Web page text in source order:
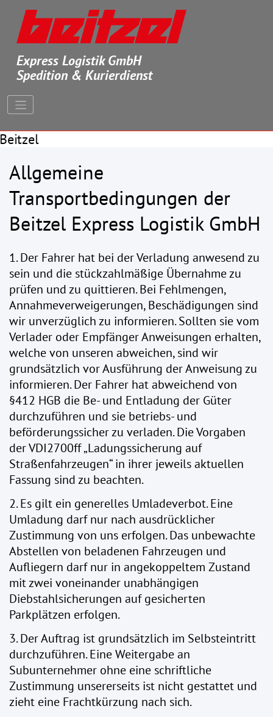
Springe
zum
Inhalt
Express Logistik GmbH
Spedition & Kurierdienst
Allgemeine
Transportbedingungen der
Beitzel Express Logistik GmbH
1. Der Fahrer hat bei der Verladung anwesend zu
sein und die stückzahlmäßige Übernahme zu
prüfen und zu quittieren. Bei Fehlmengen,
Annahmeverweigerungen, Beschädigungen sind
wir unverzüglich zu informieren. Sollten sie vom
Verlader oder Empfänger Anweisungen erhalten,
welche von unseren abweichen, sind wir
grundsätzlich vor Ausführung der Anweisung zu
informieren. Der Fahrer hat abweichend von
§412 HGB die Be- und Entladung der Güter
durchzuführen und sie betriebs- und
beförderungssicher zu verladen. Die Vorgaben
der VDI2700ff „Ladungssicherung auf
Straßenfahrzeugen“ in ihrer jeweils aktuellen
Fassung sind zu beachten.
2. Es gilt ein generelles Umladeverbot. Eine
Umladung darf nur nach ausdrücklicher
Zustimmung von uns erfolgen. Das unbewachte
Abstellen von beladenen Fahrzeugen und
Aufliegern darf nur in angekoppeltem Zustand
mit zwei voneinander unabhängigen
Diebstahlsicherungen auf gesicherten
Parkplätzen erfolgen.
3. Der Auftrag ist grundsätzlich im Selbsteintritt
durchzuführen. Eine Weitergabe an
Subunternehmer ohne eine schriftliche
Zustimmung unsererseits ist nicht gestattet und
zieht eine Frachtkürzung nach sich.